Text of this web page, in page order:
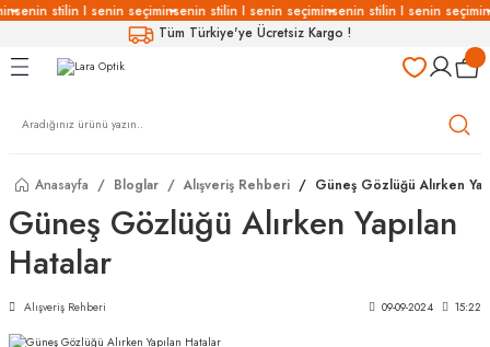
senin stilin I senin seçiminsenin stilin I senin seçiminsenin stilin I senin seçimin
Tüm Türkiye'ye Ücretsiz Kargo !
Geri Dön
Gözlükleri
Geri Dön
Geri Dön
Geri Dön
Anasayfa Bloglar Alışveriş Rehberi Güneş Gözlüğü Alırken
Güneş Gözlüğü Alırken Yapılan
Hatalar
Alışveriş Rehberi 09-09-2024 15:22